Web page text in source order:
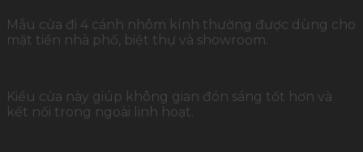
Mẫu cửa đi 4 cánh nhôm kính thường được dùng cho
mặt tiền nhà phố, biệt thự và showroom.
Kiểu cửa này giúp không gian đón sáng tốt hơn và
kết nối trong ngoài linh hoạt.